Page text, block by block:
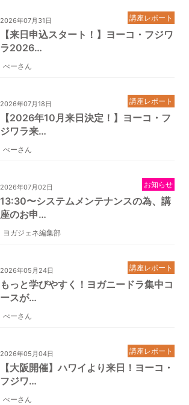
2026年07月31日
【来日申込スタート！】ヨーコ・フジワ
ラ2026…
べーさん
講座レポート
2026年07月18日
【2026年10月来日決定！】ヨーコ・フ
ジワラ来…
べーさん
講座レポート
2026年07月02日
13:30〜システムメンテナンスの為、講
座のお申…
ヨガジェネ編集部
お知らせ
2026年05月24日
もっと学びやすく！ヨガニードラ集中コ
ースが…
べーさん
講座レポート
2026年05月04日
【大阪開催】ハワイより来日！ヨーコ・
フジワ…
べーさん
講座レポート